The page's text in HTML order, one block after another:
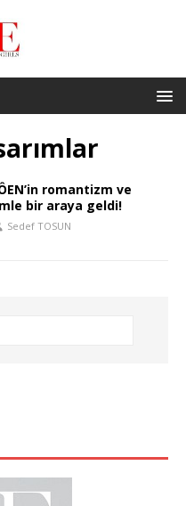
romantizm ve
bir araya geldi!
Sedef TOSUN